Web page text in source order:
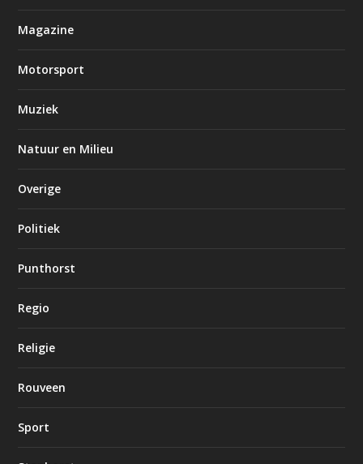
Magazine
Motorsport
Muziek
Natuur en Milieu
Overige
Politiek
Punthorst
Regio
Religie
Rouveen
Sport